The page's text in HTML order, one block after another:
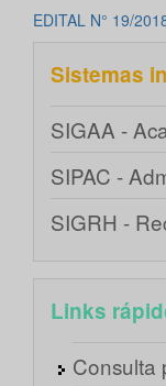
EDITAL N° 19/
Sistemas
SIGAA -
SIPAC -
SIGRH -
Links
Consulta